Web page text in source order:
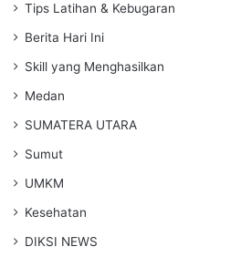
Tips Latihan & Kebugaran
Berita Hari Ini
Skill yang Menghasilkan
Medan
SUMATERA UTARA
Sumut
UMKM
Kesehatan
DIKSI NEWS